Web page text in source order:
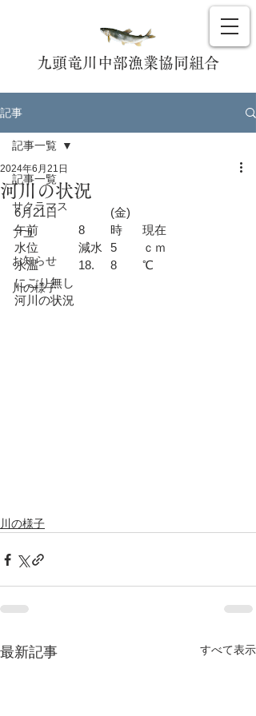
九頭竜川中部漁業協同組合
記事
記事一覧
サクラマス
アユ
お知らせ
川の様子
記事一覧
河川の状況
2024年6月21日
午前		8	時	現在
水位		減水	5	ｃｍ
水温		18.	8	℃
河川の状況
川の様子
最新記事 すべて表示